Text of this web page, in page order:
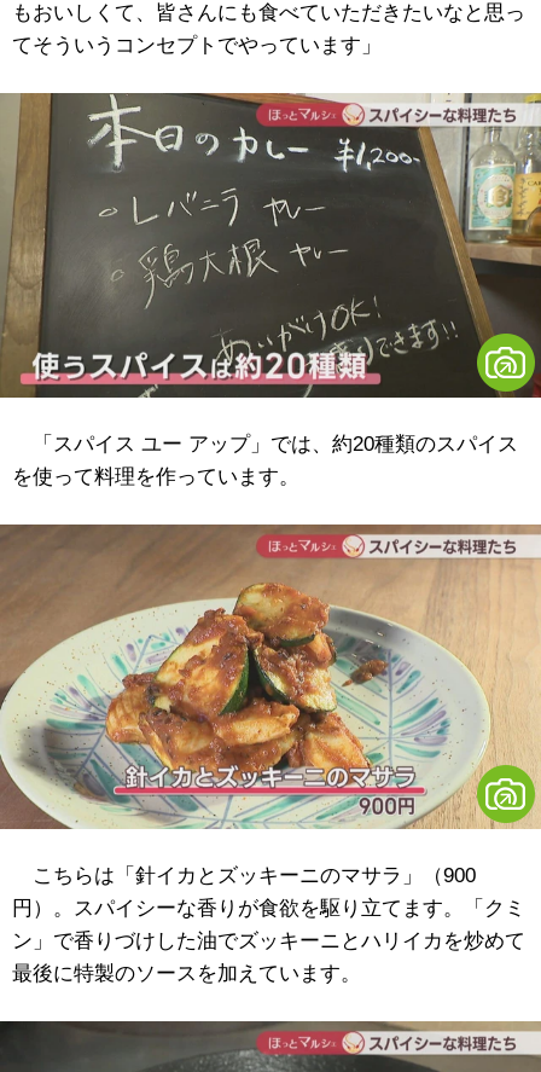
もおいしくて、皆さんにも食べていただきたいなと思っ
てそういうコンセプトでやっています」
「スパイス ユー アップ」では、約20種類のスパイス
を使って料理を作っています。
こちらは「針イカとズッキーニのマサラ」（900
円）。スパイシーな香りが食欲を駆り立てます。「クミ
ン」で香りづけした油でズッキーニとハリイカを炒めて
最後に特製のソースを加えています。